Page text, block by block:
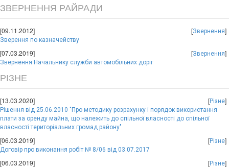
ЗВЕРНЕННЯ РАЙРАДИ
[09.11.2012] [Звернення]
Зверення по казначейству
[07.03.2019] [Звернення]
Звернення Начальнику служби автомобільних доріг
РІЗНЕ
[13.03.2020] [Різне]
Рішення від 25.06.2010 "Про методику розрахунку і порядок використання
плати за оренду майна, що належить до спільної власності до спільної
власності територіальних громад району"
[06.03.2019] [Різне]
Договір про виконання робіт № 8/06 від 03.07.2017
[06.03.2019] [Різне]